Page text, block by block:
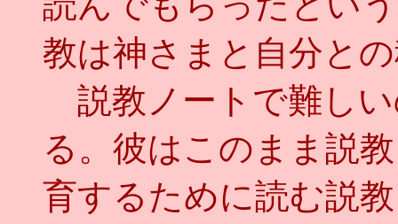
教は神さまと自分と
説教ノートで難し
る。彼はこのまま説
育するために読む説